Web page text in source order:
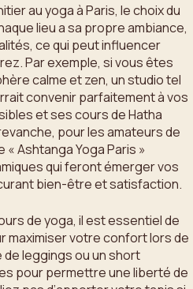
au yoga à Paris, le choix du
lieu a sa propre ambiance,
ce qui peut influencer
Par exemple, si vous êtes
calme et zen, un studio tel
convenir parfaitement à vos
et ses cours de Hatha
pour les amateurs de
Ashtanga Yoga Paris »
qui feront émerger vos
bien-être et satisfaction.
de yoga, il est essentiel de
maximiser votre confort lors de
de leggings ou un short
pour permettre une liberté de